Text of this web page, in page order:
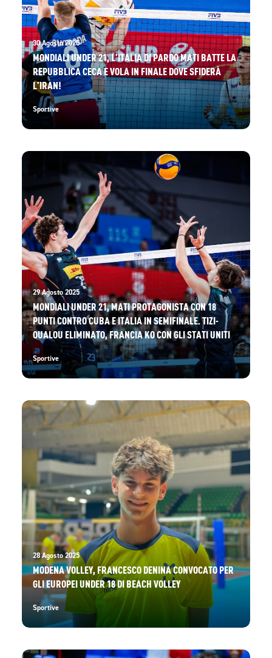
30 Agosto 2025
MONDIALI UNDER 21, L’ITALIA DI PARDO MATI BATTE LA
REPUBBLICA CECA E VOLA IN FINALE DOVE SFIDERÀ
L’IRAN!
Sportive
29 Agosto 2025
MONDIALI UNDER 21, MATI PROTAGONISTA CON 18
PUNTI CONTRO CUBA E ITALIA IN SEMIFINALE. TIZI-
OUALOU ELIMINATO, FRANCIA KO CON GLI STATI UNITI
Sportive
28 Agosto 2025
MODENA VOLLEY, FRANCESCO DENINA CONVOCATO PER
GLI EUROPEI UNDER 18 DI BEACH VOLLEY
Sportive